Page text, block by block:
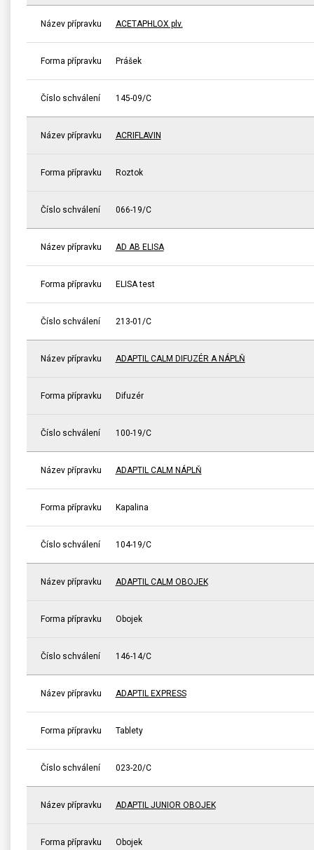
Název přípravku ACETAPHLOX plv.
Forma přípravku Prášek
Číslo schválení 145-09/C
Název přípravku ACRIFLAVIN
Forma přípravku Roztok
Číslo schválení 066-19/C
Název přípravku AD AB ELISA
Forma přípravku ELISA test
Číslo schválení 213-01/C
Název přípravku ADAPTIL CALM DIFUZÉR A NÁPLŇ
Forma přípravku Difuzér
Číslo schválení 100-19/C
Název přípravku ADAPTIL CALM NÁPLŇ
Forma přípravku Kapalina
Číslo schválení 104-19/C
Název přípravku ADAPTIL CALM OBOJEK
Forma přípravku Obojek
Číslo schválení 146-14/C
Název přípravku ADAPTIL EXPRESS
Forma přípravku Tablety
Číslo schválení 023-20/C
Název přípravku ADAPTIL JUNIOR OBOJEK
Forma přípravku Obojek